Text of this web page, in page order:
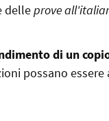
delleprove
di un
possano